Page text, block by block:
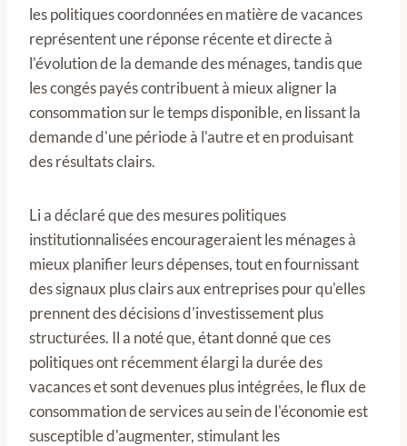
les politiques coordonnées en matière de vacances
représentent une réponse récente et directe à
l'évolution de la demande des ménages, tandis que
les congés payés contribuent à mieux aligner la
consommation sur le temps disponible, en lissant la
demande d'une période à l'autre et en produisant
des résultats clairs.
Li a déclaré que des mesures politiques
institutionnalisées encourageraient les ménages à
mieux planifier leurs dépenses, tout en fournissant
des signaux plus clairs aux entreprises pour qu'elles
prennent des décisions d'investissement plus
structurées. Il a noté que, étant donné que ces
politiques ont récemment élargi la durée des
vacances et sont devenues plus intégrées, le flux de
consommation de services au sein de l'économie est
susceptible d'augmenter, stimulant les